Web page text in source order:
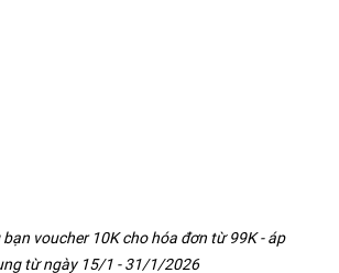
voucher 10K cho hóa đơn từ 99K - áp
từ ngày 15/1 - 31/1/2026